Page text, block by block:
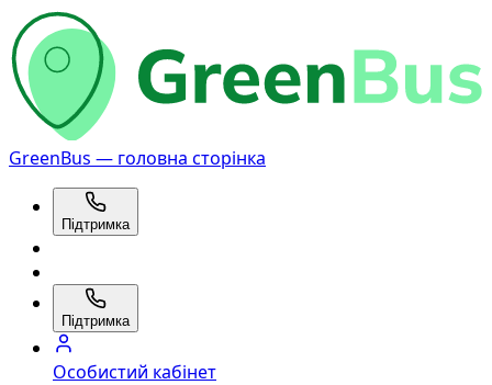
GreenBus — головна сторінка
Підтримка
Підтримка
Особистий кабінет